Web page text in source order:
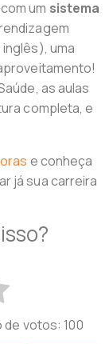
um sistema
uma
as aulas
completa, e
e conheça
já sua carreira
de votos: 100